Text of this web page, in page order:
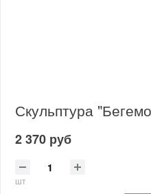
Скульптура
2 370 руб
шт